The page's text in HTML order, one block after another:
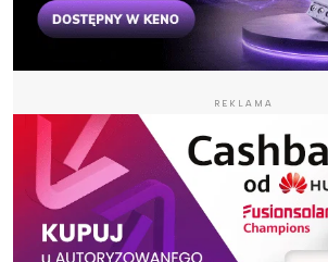
REKLAMA